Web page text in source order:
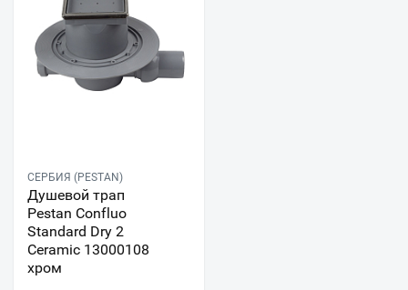
СЕРБИЯ (PESTAN)
Душевой трап
Pestan Confluo
Standard Dry 2
Ceramic 13000108
хром